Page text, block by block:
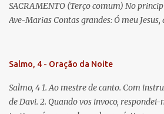
SACRAMENTO (Terço comum) No
Ave-Marias Contas grandes: Ó meu Jesus,
Vós morra eu! Nas contas pequenas:
que nos salva, dá-nos Vossa força, Vosso
misericórdia. (no fim) Rezar 3 vezes:
Salmo, 4 - Oração da Noite
Salmo, 4 1. Ao mestre de canto. Com
de Davi. 2. Quando vos invoco,